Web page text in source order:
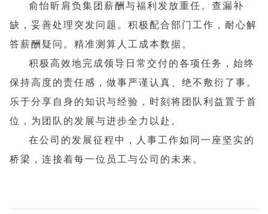
俞怡昕肩负集团薪酬与福利发放重任。查漏补
缺，妥善处理突发问题。积极配合部门工作，耐心解
答薪酬疑问。精准测算人工成本数据。
积极高效地完成领导日常交付的各项任务，始终
保持高度的责任感，做事严谨认真、绝不敷衍了事。
乐于分享自身的知识与经验，时刻将团队利益置于首
位，为团队的发展与进步全力以赴。
在公司的发展征程中，人事工作如同一座坚实的
桥梁，连接着每一位员工与公司的未来。